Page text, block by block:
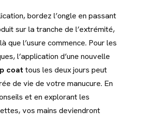
bordez l’ongle en passant
sur la tranche de l’extrémité,
que l’usure commence. Pour les
l’application d’une nouvelle
coat tous les deux jours peut
de vie de votre manucure. En
et en explorant les
vos mains deviendront